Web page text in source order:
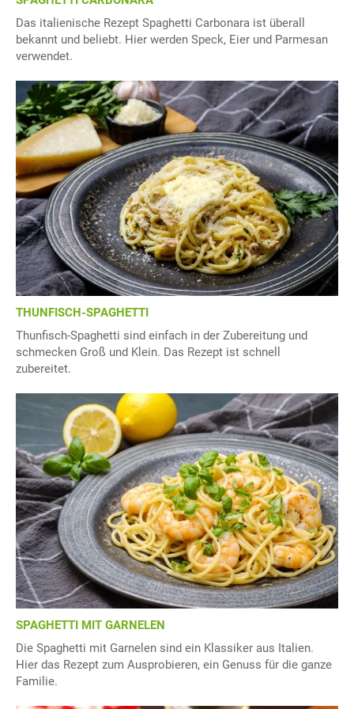
Das italienische Rezept Spaghetti Carbonara ist überall
bekannt und beliebt. Hier werden Speck, Eier und Parmesan
verwendet.
THUNFISCH-SPAGHETTI
Thunfisch-Spaghetti sind einfach in der Zubereitung und
schmecken Groß und Klein. Das Rezept ist schnell
zubereitet.
SPAGHETTI MIT GARNELEN
Die Spaghetti mit Garnelen sind ein Klassiker aus Italien.
Hier das Rezept zum Ausprobieren, ein Genuss für die ganze
Familie.